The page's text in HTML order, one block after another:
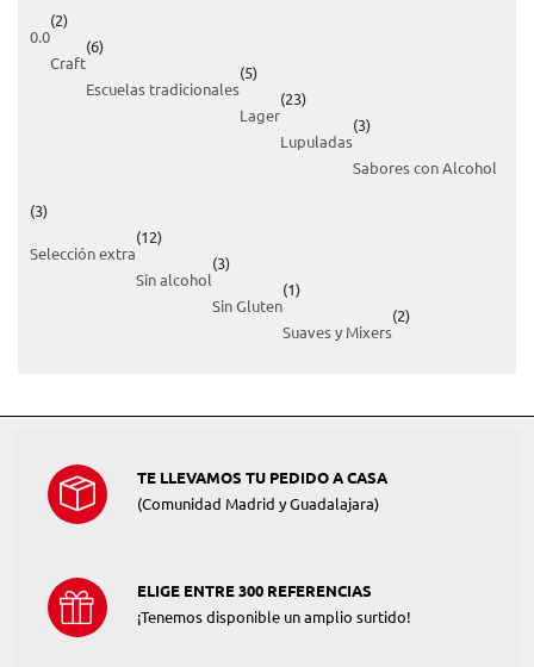
0.0
(2)
Craft
(6)
Escuelas tradicionales
(5)
Lager
(23)
Lupuladas
(3)
Sabores con Alcohol
(3)
Selección extra
(12)
Sin alcohol
(3)
Sin Gluten
(1)
Suaves y Mixers
(2)
TE LLEVAMOS TU PEDIDO A CASA
(Comunidad Madrid y Guadalajara)
ELIGE ENTRE 300 REFERENCIAS
¡Tenemos disponible un amplio surtido!